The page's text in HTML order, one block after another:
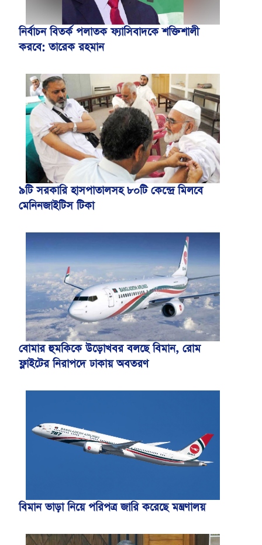
নির্বাচন বিতর্ক পলাতক ফ্যাসিবাদকে শক্তিশালী
করবে: তারেক রহমান
৯টি সরকারি হাসপাতালসহ ৮০টি কেন্দ্রে মিলবে
মেনিনজাইটিস টিকা
বোমার হুমকিকে উড়োখবর বলছে বিমান, রোম
ফ্লাইটের নিরাপদে ঢাকায় অবতরণ
বিমান ভাড়া নিয়ে পরিপত্র জারি করেছে মন্ত্রণালয়